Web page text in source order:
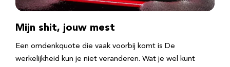
Mijn shit, jouw mest
Een omdenkquote die vaak voorbij komt is De
werkelijkheid kun je niet veranderen. Wat je wel kunt